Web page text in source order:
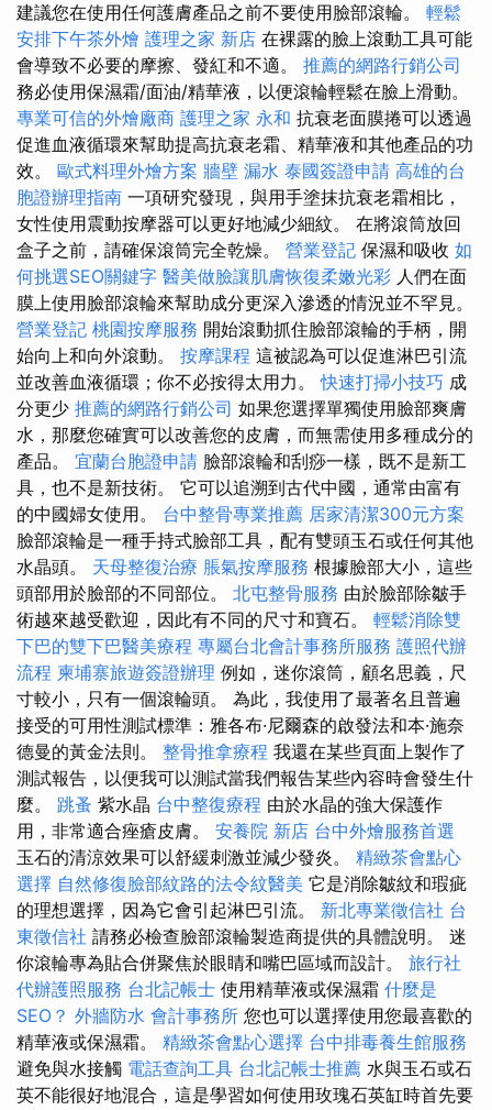
建議您在使用任何護膚產品之前不要使用臉部滾輪。 輕鬆
安排下午茶外燴 護理之家 新店 在裸露的臉上滾動工具可能
會導致不必要的摩擦、發紅和不適。 推薦的網路行銷公司
務必使用保濕霜/面油/精華液，以便滾輪輕鬆在臉上滑動。
專業可信的外燴廠商 護理之家 永和 抗衰老面膜捲可以透過
促進血液循環來幫助提高抗衰老霜、精華液和其他產品的功
效。 歐式料理外燴方案 牆壁 漏水 泰國簽證申請 高雄的台
胞證辦理指南 一項研究發現，與用手塗抹抗衰老霜相比，
女性使用震動按摩器可以更好地減少細紋。 在將滾筒放回
盒子之前，請確保滾筒完全乾燥。 營業登記 保濕和吸收 如
何挑選SEO關鍵字 醫美做臉讓肌膚恢復柔嫩光彩 人們在面
膜上使用臉部滾輪來幫助成分更深入滲透的情況並不罕見。
營業登記 桃園按摩服務 開始滾動抓住臉部滾輪的手柄，開
始向上和向外滾動。 按摩課程 這被認為可以促進淋巴引流
並改善血液循環；你不必按得太用力。快速打掃小技巧 成
分更少 推薦的網路行銷公司 如果您選擇單獨使用臉部爽膚
水，那麼您確實可以改善您的皮膚，而無需使用多種成分的
產品。 宜蘭台胞證申請 臉部滾輪和刮痧一樣，既不是新工
具，也不是新技術。 它可以追溯到古代中國，通常由富有
的中國婦女使用。 台中整骨專業推薦 居家清潔300元方案
臉部滾輪是一種手持式臉部工具，配有雙頭玉石或任何其他
水晶頭。 天母整復治療 脹氣按摩服務 根據臉部大小，這些
頭部用於臉部的不同部位。 北屯整骨服務 由於臉部除皺手
術越來越受歡迎，因此有不同的尺寸和寶石。 輕鬆消除雙
下巴的雙下巴醫美療程 專屬台北會計事務所服務 護照代辦
流程 柬埔寨旅遊簽證辦理 例如，迷你滾筒，顧名思義，尺
寸較小，只有一個滾輪頭。 為此，我使用了最著名且普遍
接受的可用性測試標準：雅各布·尼爾森的啟發法和本·施奈
德曼的黃金法則。 整骨推拿療程 我還在某些頁面上製作了
測試報告，以便我可以測試當我們報告某些內容時會發生什
麼。 跳蚤 紫水晶 台中整復療程 由於水晶的強大保護作
用，非常適合痤瘡皮膚。 安養院 新店 台中外燴服務首選
玉石的清涼效果可以舒緩刺激並減少發炎。 精緻茶會點心
選擇 自然修復臉部紋路的法令紋醫美 它是消除皺紋和瑕疵
的理想選擇，因為它會引起淋巴引流。 新北專業徵信社 台
東徵信社 請務必檢查臉部滾輪製造商提供的具體說明。 迷
你滾輪專為貼合併聚焦於眼睛和嘴巴區域而設計。 旅行社
代辦護照服務 台北記帳士 使用精華液或保濕霜 什麼是
SEO？ 外牆防水 會計事務所 您也可以選擇使用您最喜歡的
精華液或保濕霜。 精緻茶會點心選擇 台中排毒養生館服務
避免與水接觸 電話查詢工具 台北記帳士推薦 水與玉石或石
英不能很好地混合，這是學習如何使用玫瑰石英缸時首先要